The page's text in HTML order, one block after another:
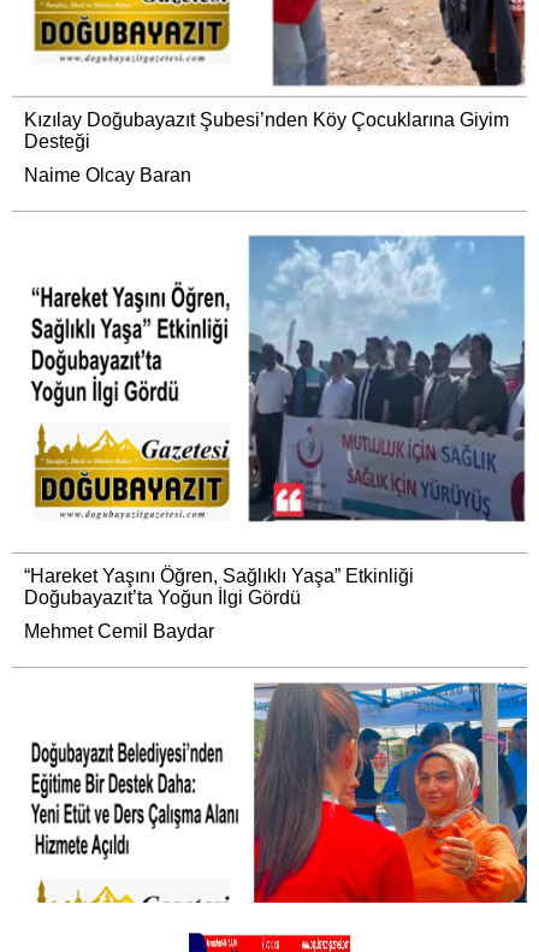
Kızılay Doğubayazıt Şubesi’nden Köy Çocuklarına Giyim
Desteği
Naime Olcay Baran
“Hareket Yaşını Öğren, Sağlıklı Yaşa” Etkinliği
Doğubayazıt’ta Yoğun İlgi Gördü
Mehmet Cemil Baydar